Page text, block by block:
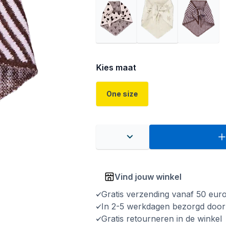
Kies maat
One size
Vind jouw winkel
Gratis verzending vanaf 50 euro
In 2-5 werkdagen bezorgd
Gratis retourneren in de winkel